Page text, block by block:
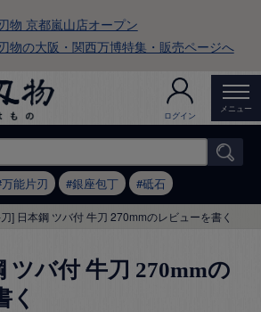
物 京都嵐山店オープン
物の大阪・関西万博特集・販売ページへ
ログイン
メニュー
万能片刃 銀座包丁 砥石
] 日本鋼 ツバ付 牛刀 270mmのレビューを書く
ツバ付 牛刀 270mmの
く